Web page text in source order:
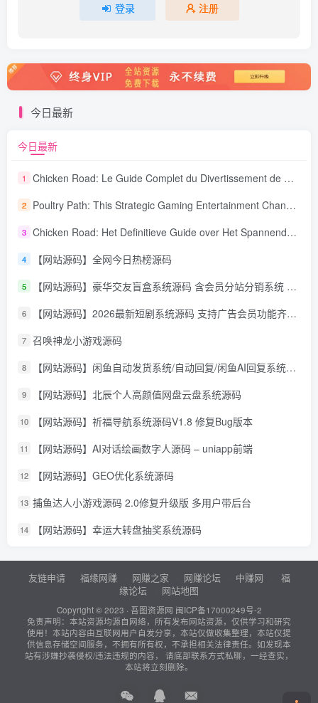
登录 注册
今日最新
今日最新
1 Chicken Road: Le Guide Complet du Divertissement de Maison de Jeu Stratégique
2 Poultry Path: This Strategic Gaming Entertainment Changing Sequence Forecasting
3 Chicken Road: Het Definitieve Guide over Het Spannende Gokspel
4 【网站源码】全网今日热榜源码
5 【网站源码】豪华交友盲盒系统源码 含会员分站分销系统 可易支付
6 【网站源码】2026最新短剧系统源码 支持广告会员功能齐全短剧源码
7 召唤神龙小游戏源码
8 【网站源码】闲鱼自动发货系统/自动回复/闲鱼AI回复系统源码
9 【网站源码】北辰个人高颜值网盘云盘系统源码
10 【网站源码】祈福导航系统源码V1.8 修复Bug版本
11 【网站源码】AI对话绘画数字人源码 – uniapp前端
12 【网站源码】GEO优化系统源码
13 捕鱼达人小游戏源码 2.0修复升级版 多用户带后台
14 【网站源码】幸运大转盘抽奖系统源码
友链申请 福缘网赚 网赚之家 网赚论坛 中赚网
福
缘论坛
网站地图
Copyright © 2023 · 吾图资源网 闽ICP备17000249号-2
免责声明：本站资源均源自网络，所有发布网站资源，仅供学习和研究
使用！本站内容由互联网用户自发分享，本站仅做收集整理，本站仅提
供信息存储空间服务，不拥有所有权，不承担相关法律责任。如发现本
站有涉嫌抄袭侵权/违法违规的内容， 请底部联系方式私聊，一经查实，
本站将立刻删除。